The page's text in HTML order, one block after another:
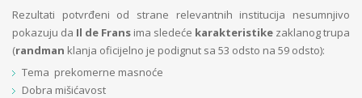
Rezultati potvrđeni od strane relevantnih institucija nesumnjivo
pokazuju da Il de Frans ima sledeće karakteristike zaklanog trupa
(randman klanja oficijelno je podignut sa 53 odsto na 59 odsto):
Tema prekomerne masnoće
Dobra mišićavost